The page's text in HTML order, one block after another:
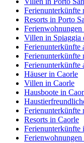
Ferienunterkünfte
Resorts in Porto
Villen in Spiaggia
Ferienunterkünfte
Ferienunterkünfte
Ferienunterkünfte
Häuser in Caorle
Villen in Caorle
Hausboote in
Ferienunterkünfte
Resorts in Caorle
Ferienunterkünfte